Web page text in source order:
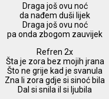
Draga još ovu noć
da nađem duši lijek
Draga još ovu noć
pa onda zbogom zauvijek
Refren 2x
Šta je zora bez mojih jrana
Što ne grije kad je svanula
Zna li zora gdje si sinoć bila
Dal si snila il si ljubila